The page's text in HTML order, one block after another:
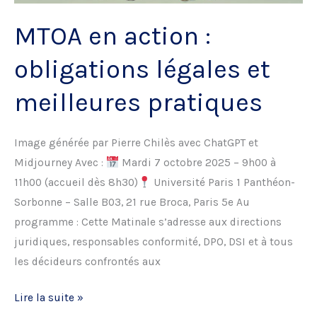
MTOA en action :
obligations légales et
meilleures pratiques
Image générée par Pierre Chilès avec ChatGPT et
Midjourney Avec :
Mardi 7 octobre 2025 – 9h00 à
11h00 (accueil dès 8h30)
Université Paris 1 Panthéon-
Sorbonne – Salle B03, 21 rue Broca, Paris 5e Au
programme : Cette Matinale s’adresse aux directions
juridiques, responsables conformité, DPO, DSI et à tous
les décideurs confrontés aux
MTOA
Lire la suite »